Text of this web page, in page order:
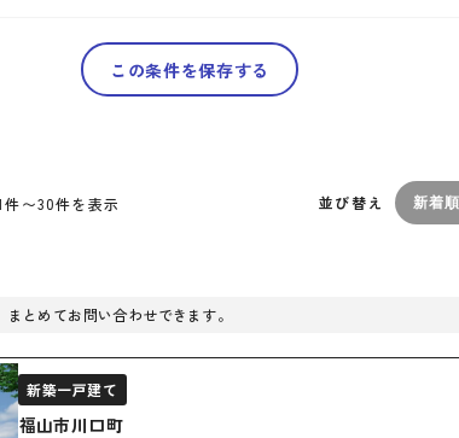
この条件を保存する
件〜30件を表示 並び替え
とめてお問い合わせできます。
新築一戸建て
福山市川口町